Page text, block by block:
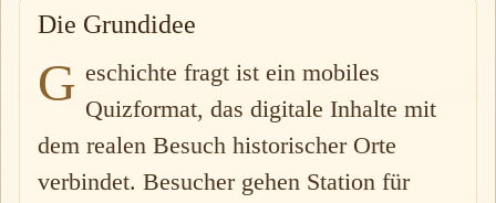
Die Grundidee
G eschichte fragt ist ein mobiles
Quizformat, das digitale Inhalte mit
dem realen Besuch historischer Orte
verbindet. Besucher gehen Station für